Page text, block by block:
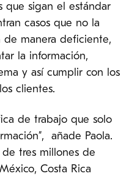
que sigan el estándar
casos que no la
manera deficiente,
la información,
y así cumplir con los
clientes.
de trabajo que solo
añade Paola.
de tres millones de
Costa Rica